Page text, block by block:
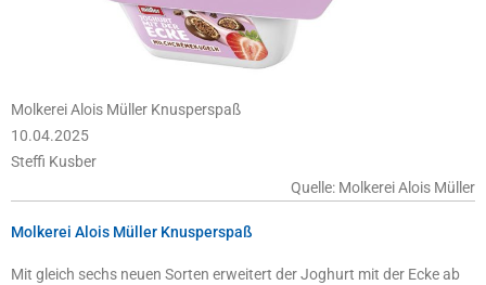
Molkerei Alois Müller Knusperspaß
10.04.2025
Steffi Kusber
Quelle: Molkerei Alois Müller
Molkerei Alois Müller Knusperspaß
Mit gleich sechs neuen Sorten erweitert der Joghurt mit der Ecke ab